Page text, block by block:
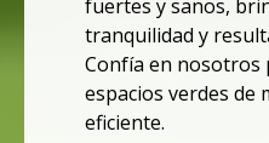
fuertes y sanos,
tranquilidad y
Confía en nosotros
espacios verdes de
eficiente.